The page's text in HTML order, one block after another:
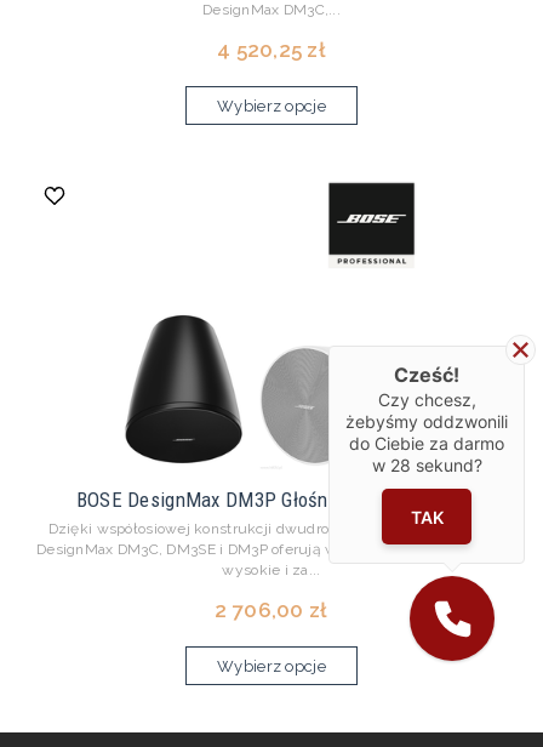
DesignMax DM3C,...
4 520,25 zł
Wybierz opcje
BOSE DesignMax DM3P Głośniki wiszące Para
Dzięki współosiowej konstrukcji dwudrożnej, 30-watowe głośniki
DesignMax DM3C, DM3SE i DM3P oferują wyraźne, zrozumiałe tony
wysokie i za...
2 706,00 zł
Wybierz opcje
Cześć!
Czy chcesz,
żebyśmy oddzwonili
do Ciebie za darmo
w 28 sekund?
TAK